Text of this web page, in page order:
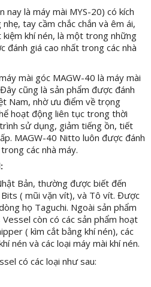
nay là máy mài MYS-20) có kích
tay cầm chắc chắn và êm ái,
khí nén, là một trong những
đánh giá cao nhất trong các nhà
mài góc MAGW-40 là máy mài
cũng là sản phẩm được đánh
Nam, nhờ ưu điểm về trọng
hoạt động liên tục trong thời
sử dụng, giảm tiếng ồn, tiết
MAGW-40 Nitto luôn được đánh
các nhà máy.
Bản, thường được biết đến
Bits ( mũi vặn vít), và Tô vít. Được
họ Taguchi. Ngoài sản phẩm
còn có các sản phẩm hoạt
( kìm cắt bằng khí nén), các
nén và các loại máy mài khí nén.
có các loại như sau: